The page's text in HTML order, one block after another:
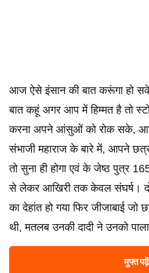
आज ऐसे इंसान की बात करूंगा हो
बात कहूं अगर आप में हिम्मत है तो
करना अपने आंसुओं को रोक सके,
संभाजी महाराज के बारे में, आपने
तो सुना ही होगा एवं के जेष्ठ पुत्र
से लेकर आखिरी तक केवल संघर्ष।
का देहांत हो गया फिर जीजाबाई जो
थी, मतलब उनकी दादी ने उनको
मुफ्त पढ़ें